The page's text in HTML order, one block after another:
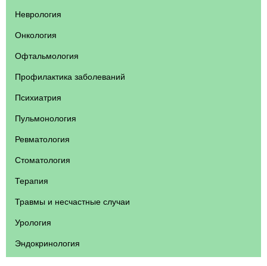
Неврология
Онкология
Офтальмология
Профилактика заболеваний
Психиатрия
Пульмонология
Ревматология
Стоматология
Терапия
Травмы и несчастные случаи
Урология
Эндокринология